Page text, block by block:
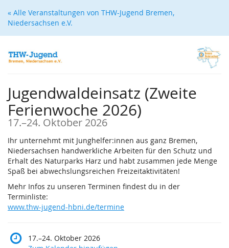
Zum
Haupt-
« Alle Veranstaltungen von THW-Jugend Bremen,
Niedersachsen e.V.
Jugendwaldeinsatz (Zweite
Ferienwoche 2026)
17.–bis
24. Oktober 2026
Ihr unternehmt mit Junghelfer:innen aus ganz Bremen,
Niedersachsen handwerkliche Arbeiten für den Schutz und
Erhalt des Naturparks Harz und habt zusammen jede Menge
Spaß bei abwechslungsreichen Freizeitaktivitäten!
Mehr Infos zu unseren Terminen findest du in der
Terminliste:
www.thw-jugend-hbni.de/termine
17.–bis
24. Oktober 2026